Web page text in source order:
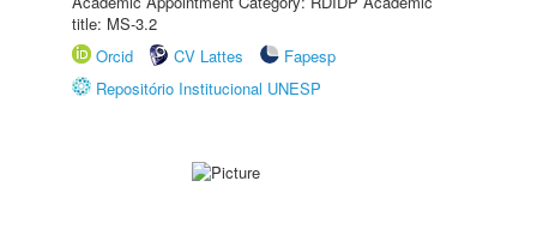
title: MS-3.2
Orcid
CV Lattes
Fapesp
Repositório Institucional UNESP